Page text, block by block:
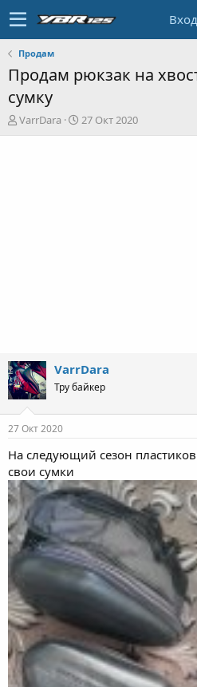
Вход
Продам
Продам рюкзак на
сумку
А
в
VarrDara
Д
а
27 Окт 2020
VarrDara
Тру байкер
27 Окт 2020
На следующий сезон
свои сумки